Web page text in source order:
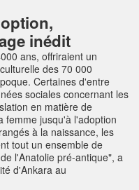
inédit
ans, offriraient un
des 70 000
Certaines d'entre
sociales concernant les
en matière de
femme jusqu'à l'adoption
à la naissance, les
tout un ensemble de
l'Anatolie pré-antique", a
d'Ankara au